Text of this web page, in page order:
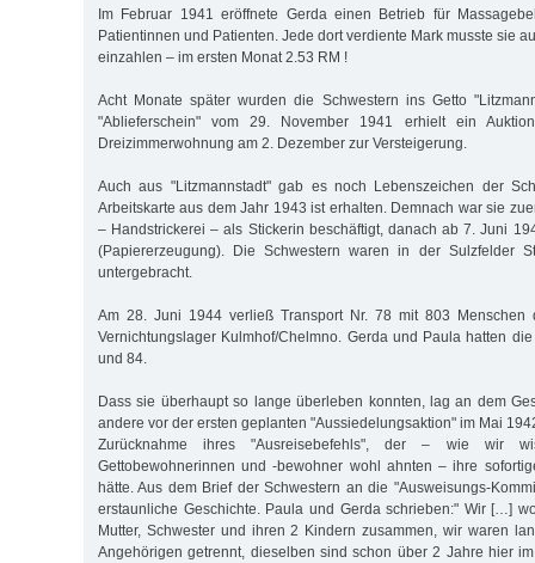
Im Februar 1941 eröffnete Gerda einen Betrieb für
Patientinnen und Patienten. Jede dort verdiente Mark musste sie
einzahlen – im ersten Monat 2.53 RM !
Acht Monate später wurden die Schwestern ins Getto
"Ablieferschein" vom 29. November 1941 erhielt ein
Dreizimmerwohnung am 2. Dezember zur Versteigerung.
Auch aus "Litzmannstadt" gab es noch Lebenszeichen der
Arbeitskarte aus dem Jahr 1943 ist erhalten. Demnach war sie
– Handstrickerei – als Stickerin beschäftigt, danach ab 7. Juni
(Papiererzeugung). Die Schwestern waren in der Sulzfelder
untergebracht.
Am 28. Juni 1944 verließ Transport Nr. 78 mit 803 Menschen
Vernichtungslager Kulmhof/Chelmno. Gerda und Paula hatten
und 84.
Dass sie überhaupt so lange überleben konnten, lag an dem
andere vor der ersten geplanten "Aussiedelungsaktion" im Mai
Zurücknahme ihres "Ausreisebefehls", der – wie wir
Gettobewohnerinnen und -bewohner wohl ahnten – ihre
hätte. Aus dem Brief der Schwestern an die "Ausweisungs-
erstaunliche Geschichte. Paula und Gerda schrieben:" Wir […]
Mutter, Schwester und ihren 2 Kindern zusammen, wir waren
Angehörigen getrennt, dieselben sind schon über 2 Jahre hier